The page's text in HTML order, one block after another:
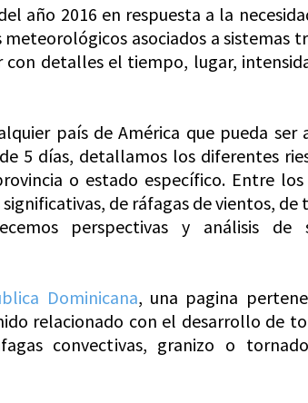
año 2016 en respuesta a la
asociados a sistemas
con detalles el tiempo, lugar,
país de América que pueda ser
5 días, detallamos los diferentes
o estado específico. Entre los
de ráfagas de vientos, de
perspectivas y análisis de
Dominicana, una pagina
relacionado con el desarrollo de
convectivas, granizo o